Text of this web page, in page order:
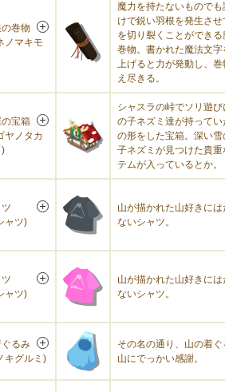
巻物
ノマキモ
魔力を持たないものでも
けで鋭い羽根を発生させ
を切り裂くことができる
巻物。書かれた魔法文字
上げると力が発動し、巻
え尽きる。
宝箱
ヤノタカ
)
シャスラの峠でソリ遊び
の子ネズミ達が持ってい
の形をした宝箱。深い雪
子ネズミが見つけた貴重
テムが入っているとか。
ャツ)
山が描かれた山好きには
ないシャツ。
ャツ)
山が描かれた山好きには
ないシャツ。
るみ
キグルミ)
その名の通り、山の着ぐ
山にでっかい感謝。